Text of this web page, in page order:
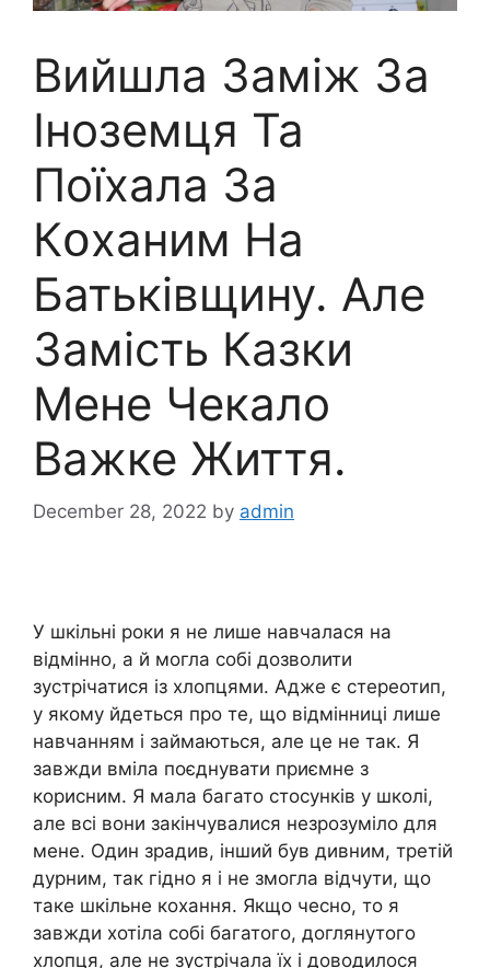
Вийшла Заміж За
Іноземця Та
Поїхала За
Кօxаним На
Батьківщину. Але
Замість Казки
Мене Чекало
Важке Життя.
December 28, 2022 by admin
У шкільні роки я не лише навчалася на
відмінно, а й могла собі дозволити
зустрічатися із хлопцями. Адже є стереотип,
у якому йдеться про те, що відмінниці лише
навчанням і займаються, але це не так. Я
завжди вміла поєднувати приємне з
корисним. Я мала багато стосунків у школі,
але всі вони закінчувалися незрозуміло для
мене. Один зрадив, інший був дивним, третій
дурним, так гідно я і не змогла відчути, що
таке шкільне кохання. Якщо чесно, то я
завжди хотіла собі багатого, доглянутого
хлопця, але не зустрічала їх і доводилося